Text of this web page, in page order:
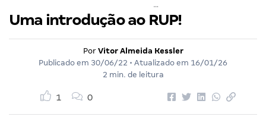
Uma introdução ao RUP!
Por Vitor Almeida Kessler
Publicado em 30/06/22 • Atualizado em 16/01/26
2 min. de leitura
1 0